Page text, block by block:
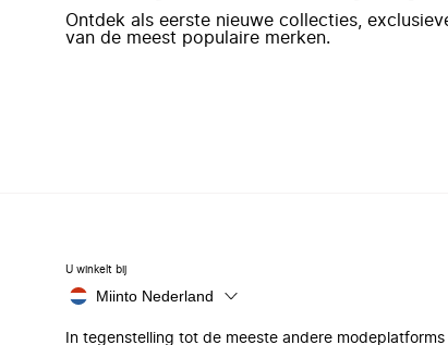
Ontdek als eerste nieuwe collecties,
van de meest populaire merken.
U winkelt bij
Miinto Nederland
In tegenstelling tot de meeste andere